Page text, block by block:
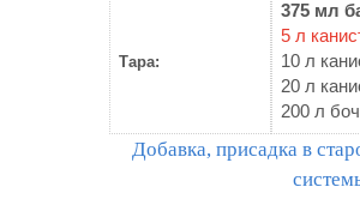
Тара:
375 мл
5 л
10 л
20 л
200 л
Добавка, присадка в